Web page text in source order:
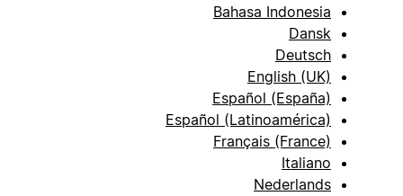
Bahasa Indonesia
Dansk
Deutsch
English (UK)
Español (España)
Español (Latinoamérica)
Français (France)
Italiano
Nederlands